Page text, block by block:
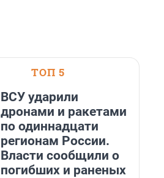
ТОП 5
ВСУ ударили
дронами и ракетами
по одиннадцати
регионам России.
Власти сообщили о
погибших и раненых